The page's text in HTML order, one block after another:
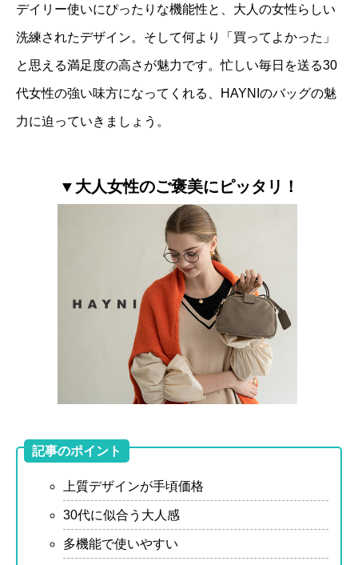
デイリー使いにぴったりな機能性と、大人の女性らしい
洗練されたデザイン。そして何より「買ってよかった」
と思える満足度の高さが魅力です。忙しい毎日を送る30
代女性の強い味方になってくれる、HAYNIのバッグの魅
力に迫っていきましょう。
▼大人女性のご褒美にピッタリ！
記事のポイント
上質デザインが手頃価格
30代に似合う大人感
多機能で使いやすい